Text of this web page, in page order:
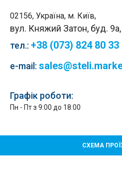
02156, Україна, м. Київ,
вул. Княжий Затон, буд.
тел.: +38 (073) 824 80 33
e-mail:
Графік роботи:
Пн - Пт з 9:00 до 18:00
СХЕМА